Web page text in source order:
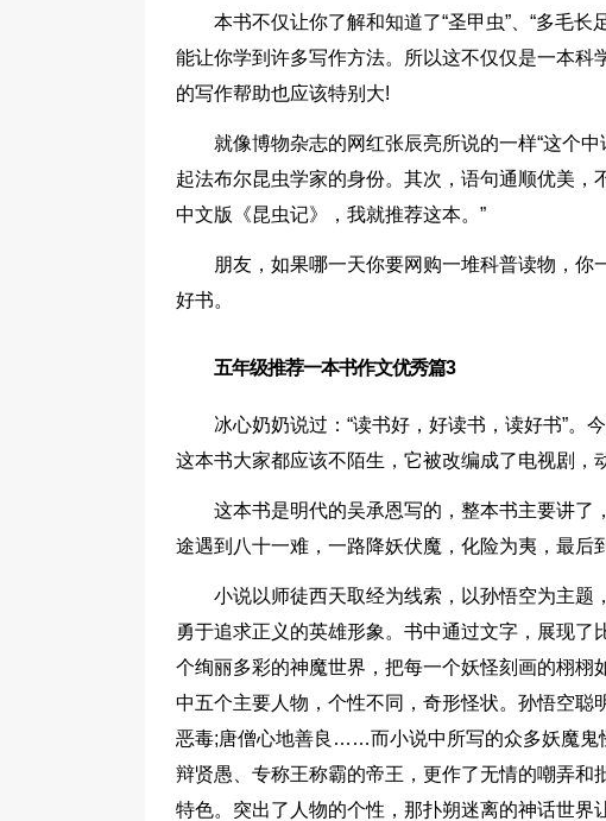
本书不仅让你了解和知道了“圣甲虫”、“多毛长
能让你学到许多写作方法。所以这不仅仅是一本
的写作帮助也应该特别大!
就像博物杂志的网红张辰亮所说的一样“这个
起法布尔昆虫学家的身份。其次，语句通顺优美
中文版《昆虫记》，我就推荐这本。”
朋友，如果哪一天你要网购一堆科普读物，
好书。
五年级推荐一本书作文优秀篇3
冰心奶奶说过：“读书好，好读书，读好书”。
这本书大家都应该不陌生，它被改编成了电视剧，
这本书是明代的吴承恩写的，整本书主要讲
途遇到八十一难，一路降妖伏魔，化险为夷，最后
小说以师徒西天取经为线索，以孙悟空为主题
勇于追求正义的英雄形象。书中通过文字，展现
个绚丽多彩的神魔世界，把每一个妖怪刻画的栩
中五个主要人物，个性不同，奇形怪状。孙悟空
恶毒;唐僧心地善良……而小说中所写的众多妖魔鬼
辩贤愚、专称王称霸的帝王，更作了无情的嘲弄
特色。突出了人物的个性，那扑朔迷离的神话世界